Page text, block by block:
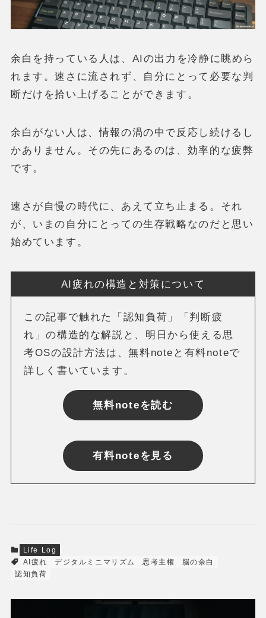
余白を持っている人は、AIの出力を冷静に眺めら
れます。速さに流されず、自分にとって必要な判
断だけを拾い上げることができます。
余白がない人は、情報の渦の中で反応し続けるし
かありません。その先にあるのは、効率的な疲弊
です。
速さが自慢の時代に、あえて立ち止まる。それ
が、いまの自分にとっての生存戦略なのだと思い
始めています。
AI疲れの構造と対策について
この記事で触れた「認知負荷」「判断疲
れ」の構造的な解説と、明日から使える思
考OSの設計方法は、無料noteと有料noteで
詳しく書いています。
無料noteを読む
有料noteを見る
Life Log
AI疲れ
デジタルミニマリズム 思考主権
脳の余白
認知負荷